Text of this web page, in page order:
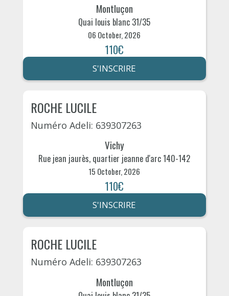
Montluçon
Quai louis blanc 31/35
06 October, 2026
110€
S'INSCRIRE
ROCHE LUCILE
Numéro Adeli: 639307263
Vichy
Rue jean jaurès, quartier jeanne d'arc 140-142
15 October, 2026
110€
S'INSCRIRE
ROCHE LUCILE
Numéro Adeli: 639307263
Montluçon